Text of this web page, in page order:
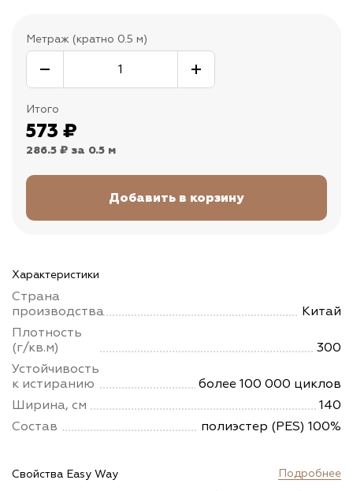
Метраж (кратно 0.5 м)
Итого
573 ₽
286.5 ₽ за 0.5 м
Характеристики
Страна
производства
Китай
Плотность
(г/кв.м)
300
Устойчивость
к истиранию
более 100 000 циклов
Ширина, см
140
Состав
полиэстер (PES) 100%
Свойства Easy Way Подробнее